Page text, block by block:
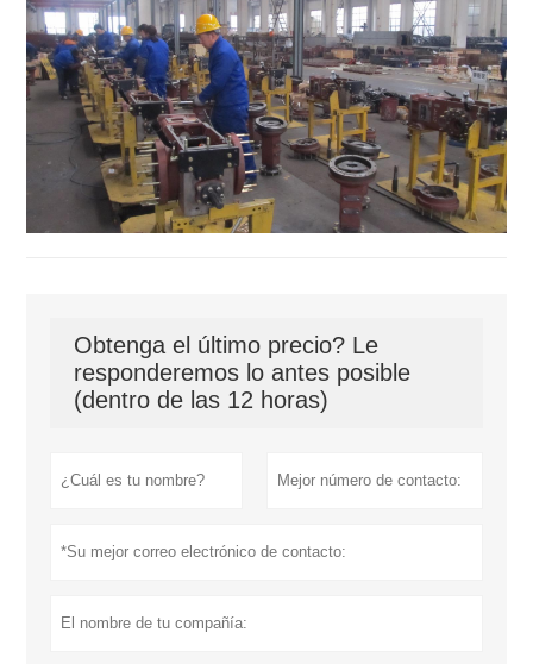
Obtenga el último precio? Le
responderemos lo antes posible
(dentro de las 12 horas)